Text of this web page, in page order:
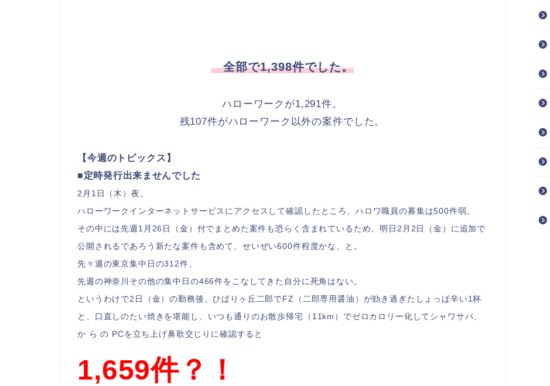
全部で1,398件でした。
ハローワークが1,291件。
残107件がハローワーク以外の案件でした。
【今週のトピックス】
■定時発行出来ませんでした
2月1日（木）夜。
ハローワークインターネットサービスにアクセスして確認したところ、ハロワ職員の募集は500件弱。
その中には先週1月26日（金）付でまとめた案件も恐らく含まれているため、明日2月2日（金）に追加で
公開されるであろう新たな案件も含めて、せいぜい600件程度かな、と。
先々週の東京集中日の312件、
先週の神奈川その他の集中日の466件をこなしてきた自分に死角はない。
というわけで2日（金）の勤務後、ひばりヶ丘二郎でFZ（二郎専用醤油）が効き過ぎたしょっぱ辛い1杯
と、口直しのたい焼きを堪能し、いつも通りのお散歩帰宅（11km）でゼロカロリー化してシャワサパ、
か ら の PCを立ち上げ鼻歌交じりに確認すると
1,659件？！